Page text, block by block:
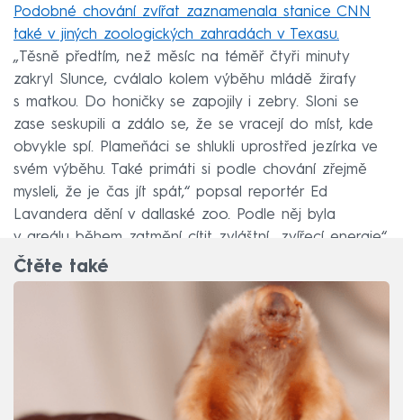
Podobné chování zvířat zaznamenala stanice CNN
také v jiných zoologických zahradách v Texasu.
„Těsně předtím, než měsíc na téměř čtyři minuty
zakryl Slunce, cválalo kolem výběhu mládě žirafy
s matkou. Do honičky se zapojily i zebry. Sloni se
zase seskupili a zdálo se, že se vracejí do míst, kde
obvykle spí. Plameňáci se shlukli uprostřed jezírka ve
svém výběhu. Také primáti si podle chování zřejmě
mysleli, že je čas jít spát,“ popsal reportér Ed
Lavandera dění v dallaské zoo. Podle něj byla
v areálu během zatmění cítit zvláštní „zvířecí energie“.
Čtěte také